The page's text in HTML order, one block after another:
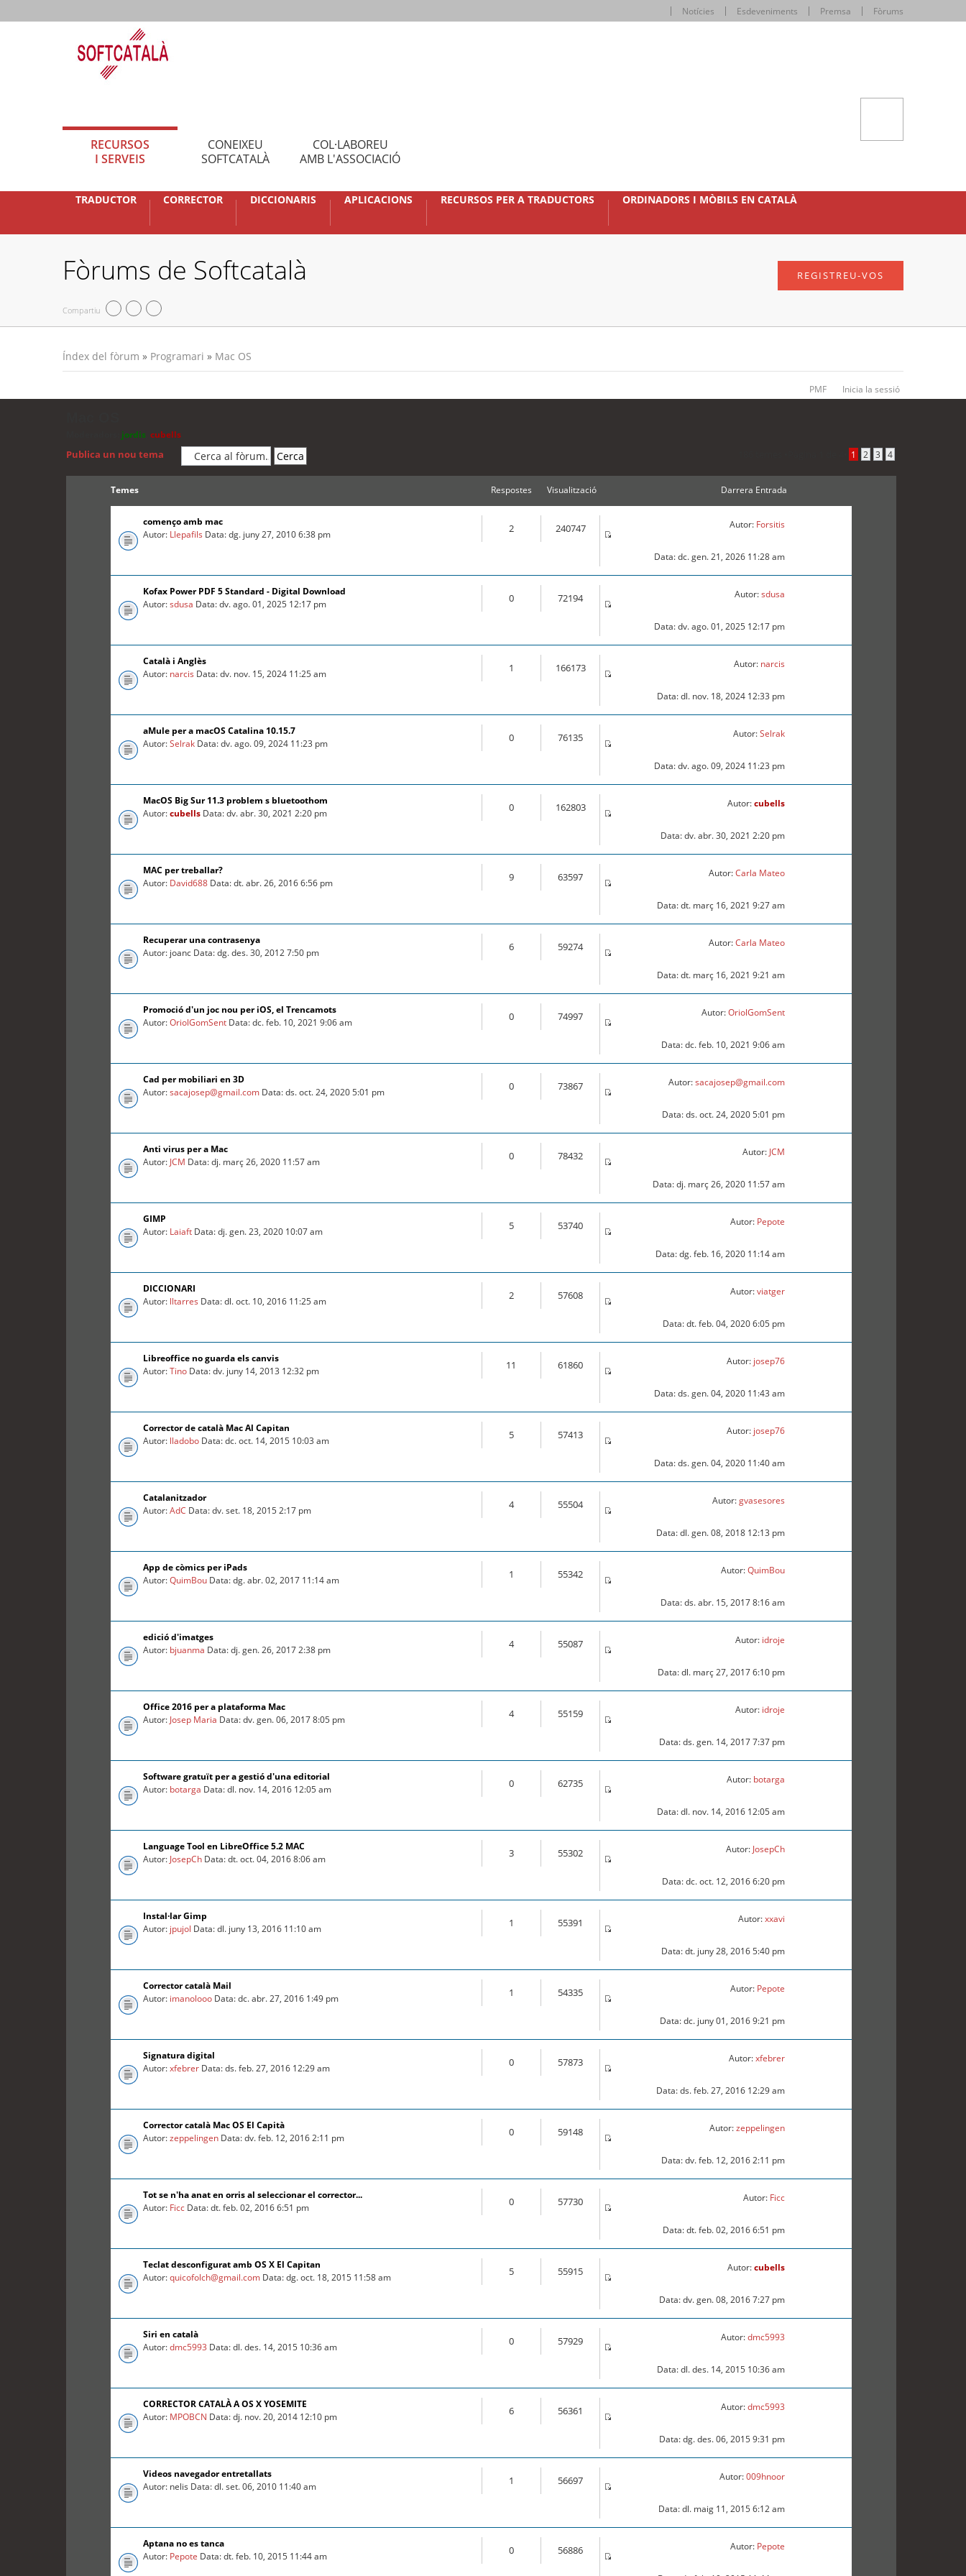
Notícies Esdeveniments Premsa Fòrums
RECURSOS
I SERVEIS
CONEIXEU
SOFTCATALÀ
COL·LABOREU
AMB L'ASSOCIACIÓ
TRADUCTOR CORRECTOR DICCIONARIS APLICACIONS RECURSOS PER A TRADUCTORS ORDINADORS I MÒBILS EN CATALÀ
Fòrums de Softcatalà
Compartiu
REGISTREU-VOS
Índex del fòrum » Programari » Mac OS
PMF Inicia la sessió
jordis cubells
Publica un nou tema 1 2 3 4
Temes Respostes Visualització Darrera Entrada
començo amb mac
Autor: Llepafils Data: dg. juny 27, 2010 6:38 pm 2 240747 Autor: Forsitis
Data: dc. gen. 21, 2026 11:28 am
Kofax Power PDF 5 Standard - Digital Download
Autor:sdusa Data: dv. ago. 01, 2025 12:17 pm 0 72194 Autor:sdusa
Data: dv. ago. 01, 2025 12:17 pm
Català i Anglès
Autor: narcis Data: dv. nov. 15, 2024 11:25 am 1 166173 Autor: narcis
Data: dl. nov. 18, 2024 12:33 pm
aMule per a macOS Catalina 10.15.7
Autor:Selrak Data: dv. ago. 09, 2024 11:23 pm 0 76135 Autor:Selrak
Data: dv. ago. 09, 2024 11:23 pm
MacOS Big Sur 11.3 problem s bluetoothom
Autor:cubells Data: dv. abr. 30, 2021 2:20 pm 0 162803 Autor:cubells
Data: dv. abr. 30, 2021 2:20 pm
MAC per treballar?
Autor: David688 Data: dt. abr. 26, 2016 6:56 pm 9 63597 Autor:Carla Mateo
Data: dt. març 16, 2021 9:27 am
Recuperar una contrasenya
Autor: joanc Data: dg. des. 30, 2012 7:50 pm
6 59274 Autor:Carla Mateo
Data: dt. març 16, 2021 9:21 am
Promoció d'un joc nou per iOS, el Trencamots
Autor:OriolGomSent Data: dc. feb. 10, 2021 9:06 am 0 74997 Autor:OriolGomSent
Data: dc. feb. 10, 2021 9:06 am
Cad per mobiliari en 3D
Autor:sacajosep@gmail.com Data: ds. oct. 24, 2020 5:01 pm 0 73867 Autor:sacajosep@gmail.com
Data: ds. oct. 24, 2020 5:01 pm
Anti virus per a Mac
Autor: JCM Data: dj. març 26, 2020 11:57 am 0 78432 Autor: JCM
Data: dj. març 26, 2020 11:57 am
GIMP
Autor: Laiaft Data: dj. gen. 23, 2020 10:07 am 5 53740 Autor: Pepote
Data: dg. feb. 16, 2020 11:14 am
DICCIONARI
Autor: lltarres Data: dl. oct. 10, 2016 11:25 am 2 57608 Autor:viatger
Data: dt. feb. 04, 2020 6:05 pm
Libreoffice no guarda els canvis
Autor:Tino Data: dv. juny 14, 2013 12:32 pm 11 61860 Autor: josep76
Data: ds. gen. 04, 2020 11:43 am
Corrector de català Mac Al Capitan
Autor: lladobo Data: dc. oct. 14, 2015 10:03 am 5 57413 Autor: josep76
Data: ds. gen. 04, 2020 11:40 am
Catalanitzador
Autor:AdC Data: dv. set. 18, 2015 2:17 pm 4 55504 Autor:gvasesores
Data: dl. gen. 08, 2018 12:13 pm
App de còmics per iPads
Autor:QuimBou Data: dg. abr. 02, 2017 11:14 am 1 55342 Autor:QuimBou
Data: ds. abr. 15, 2017 8:16 am
edició d'imatges
Autor: bjuanma Data: dj. gen. 26, 2017 2:38 pm 4 55087 Autor: idroje
Data: dl. març 27, 2017 6:10 pm
Office 2016 per a plataforma Mac
Autor: Josep Maria Data: dv. gen. 06, 2017 8:05 pm 4 55159 Autor: idroje
Data: ds. gen. 14, 2017 7:37 pm
Software gratuït per a gestió d'una editorial
Autor: botarga Data: dl. nov. 14, 2016 12:05 am 0 62735 Autor: botarga
Data: dl. nov. 14, 2016 12:05 am
Language Tool en LibreOffice 5.2 MAC
Autor: JosepCh Data: dt. oct. 04, 2016 8:06 am 3 55302 Autor: JosepCh
Data: dc. oct. 12, 2016 6:20 pm
Instal·lar Gimp
Autor: jpujol Data: dl. juny 13, 2016 11:10 am 1 55391 Autor:xxavi
Data: dt. juny 28, 2016 5:40 pm
Corrector català Mail
Autor: imanolooo Data: dc. abr. 27, 2016 1:49 pm 1 54335 Autor: Pepote
Data: dc. juny 01, 2016 9:21 pm
Signatura digital
Autor:xfebrer Data: ds. feb. 27, 2016 12:29 am 0 57873 Autor:xfebrer
Data: ds. feb. 27, 2016 12:29 am
Corrector català Mac OS El Capità
Autor:zeppelingen Data: dv. feb. 12, 2016 2:11 pm 0 59148 Autor:zeppelingen
Data: dv. feb. 12, 2016 2:11 pm
Tot se n'ha anat en orris al seleccionar el corrector...
Autor: Ficc Data: dt. feb. 02, 2016 6:51 pm 0 57730 Autor: Ficc
Data: dt. feb. 02, 2016 6:51 pm
Teclat desconfigurat amb OS X El Capitan
Autor:quicofolch@gmail.com Data: dg. oct. 18, 2015 11:58 am 5 55915 Autor:cubells
Data: dv. gen. 08, 2016 7:27 pm
Siri en català
Autor:dmc5993 Data: dl. des. 14, 2015 10:36 am 0 57929 Autor:dmc5993
Data: dl. des. 14, 2015 10:36 am
CORRECTOR CATALÀ A OS X YOSEMITE
Autor: MPOBCN Data: dj. nov. 20, 2014 12:10 pm 6 56361 Autor:dmc5993
Data: dg. des. 06, 2015 9:31 pm
Videos navegador entretallats
Autor: nelis Data: dl. set. 06, 2010 11:40 am
1 56697 Autor:009hnoor
Data: dl. maig 11, 2015 6:12 am
Aptana no es tanca
Autor: Pepote Data: dt. feb. 10, 2015 11:44 am 0 56886 Autor: Pepote